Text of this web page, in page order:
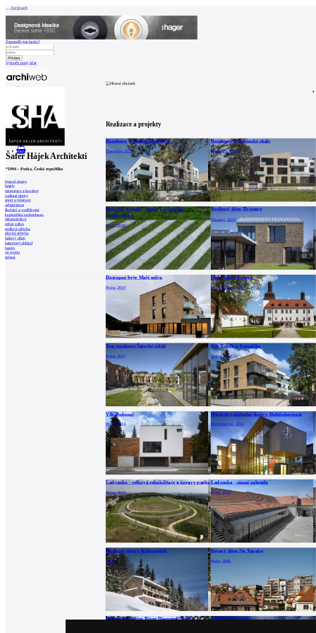
Archiweb
Zapoměli jste heslo?
Vytvořit nový účet
Zprávy
E-shop
Burza práce
0
Šafer Hájek Architekti
*1994– Praha, Česká republika
bytové domy
hotely
restaurace a kavárny
rodinné domy
sport a rekreace
urbanismus
školství a vzdělávání
krajinářská architektura
rekonstrukce
režné zdivo
sedlová střecha
plochá střecha
řadový dům
kamenný obklad
bazén
ve svahu
zelená
Realizace a projekty
Rezidence U Kazínské skály II.
Černošice, 2025
Rezidence U Kazínské skály
Černošice, 2023
Dejvické divadlo - úpravy veřejného
předprostoru
Praha, 2020
Rodinný dům Zbuzany
Zbuzany, 2020
Dostupné byty Malý mlýn
Praha, 2019
Hotel Clara Futura
Dolní Břežany, 2018
Top rezidence Šárecké údolí
Praha, 2017
Vily Emílie a Františka
Černošice, 2016
Vily Bubeneč
Praha, 2014
Přístavba základní školy v Dobřichovicích
Dobřichovice, 2014
Ladronka - celková rehabilitace a úpravy parku
Praha, 2010
Ladronka - zimní zahrada
Praha, 2010
Rodinný dům v Krkonoších
2009
Bytový dům Na Topolce
Praha, 2008
Polyfunkční dům River Diamond, Praha Viladům Vidoule